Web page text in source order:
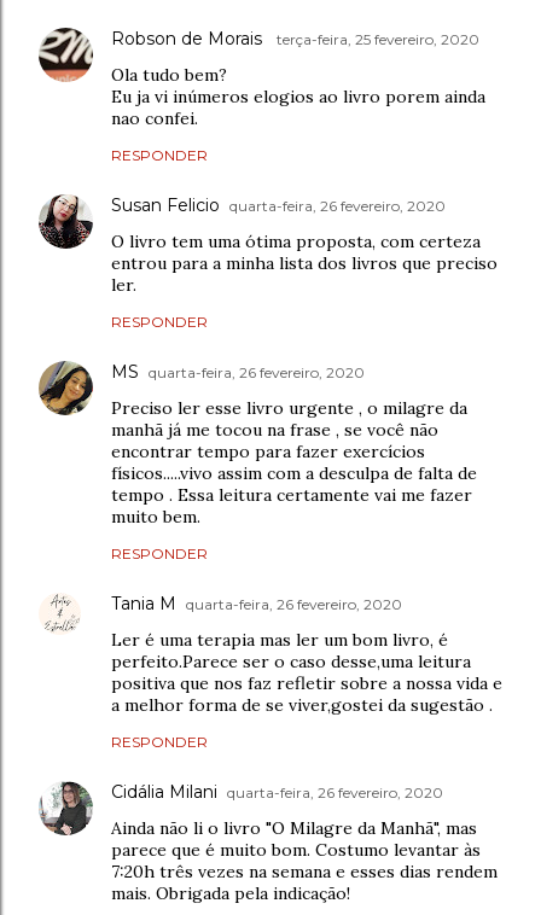
Robson de Morais terça-feira, 25 fevereiro, 2020
Ola tudo bem?
Eu ja vi inúmeros elogios ao livro porem ainda
nao confei.
RESPONDER
Susan Felicio quarta-feira, 26 fevereiro, 2020
O livro tem uma ótima proposta, com certeza
entrou para a minha lista dos livros que preciso
ler.
RESPONDER
MS quarta-feira, 26 fevereiro, 2020
Preciso ler esse livro urgente , o milagre da
manhã já me tocou na frase , se você não
encontrar tempo para fazer exercícios
físicos.....vivo assim com a desculpa de falta de
tempo . Essa leitura certamente vai me fazer
muito bem.
RESPONDER
Tania M quarta-feira, 26 fevereiro, 2020
Ler é uma terapia mas ler um bom livro, é
perfeito.Parece ser o caso desse,uma leitura
positiva que nos faz refletir sobre a nossa vida e
a melhor forma de se viver,gostei da sugestão .
RESPONDER
Cidália Milani quarta-feira, 26 fevereiro, 2020
Ainda não li o livro "O Milagre da Manhã", mas
parece que é muito bom. Costumo levantar às
7:20h três vezes na semana e esses dias rendem
mais. Obrigada pela indicação!